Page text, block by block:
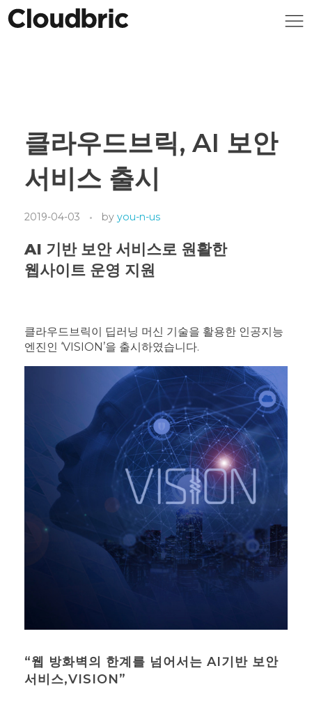
클라우드브릭, AI 보안
서비스 출시
2019-04-03 by you-n-us
AI 기반 보안 서비스로 원활한
웹사이트 운영 지원
클라우드브릭이 딥러닝 머신 기술을 활용한 인공지능
엔진인 ‘VISION’을 출시하였습니다.
“웹 방화벽의 한계를 넘어서는 AI기반 보안
서비스,VISION”